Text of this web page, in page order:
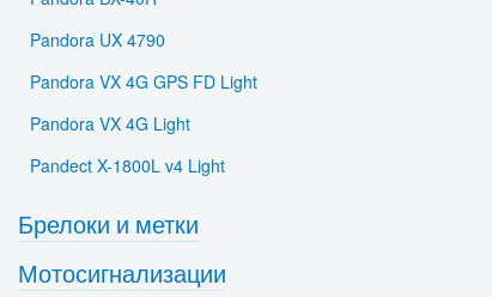
Pandora UX 4790
Pandora VX 4G GPS FD Light
Pandora VX 4G Light
Pandect X-1800L v4 Light
Брелоки и метки
Мотосигнализации